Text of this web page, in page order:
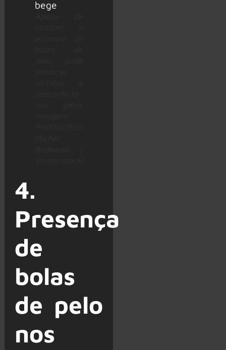
4.
Presença
de
bolas
de pelo
nos